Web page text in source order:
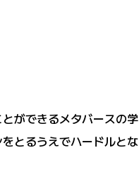
ができるメタバースの学
とるうえでハードルとな